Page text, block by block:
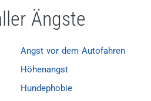
Ängste
Angst vor dem Autofahren
Höhenangst
Hundephobie